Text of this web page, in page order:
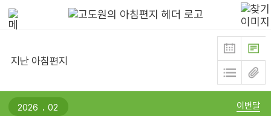
지난 아침편지
. 이번달